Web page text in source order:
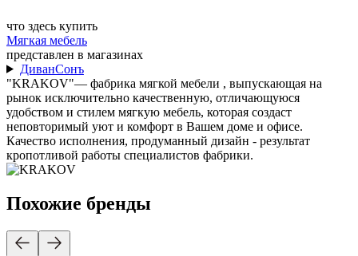
что здесь купить
Мягкая мебель
представлен в магазинах
ДиванСонъ
"KRAKOV"— фабрика мягкой мебели , выпускающая на
рынок исключительно качественную, отличающуюся
удобством и стилем мягкую мебель, которая создаст
неповторимый уют и комфорт в Вашем доме и офисе.
Качество исполнения, продуманный дизайн - результат
кропотливой работы специалистов фабрики.
Похожие бренды